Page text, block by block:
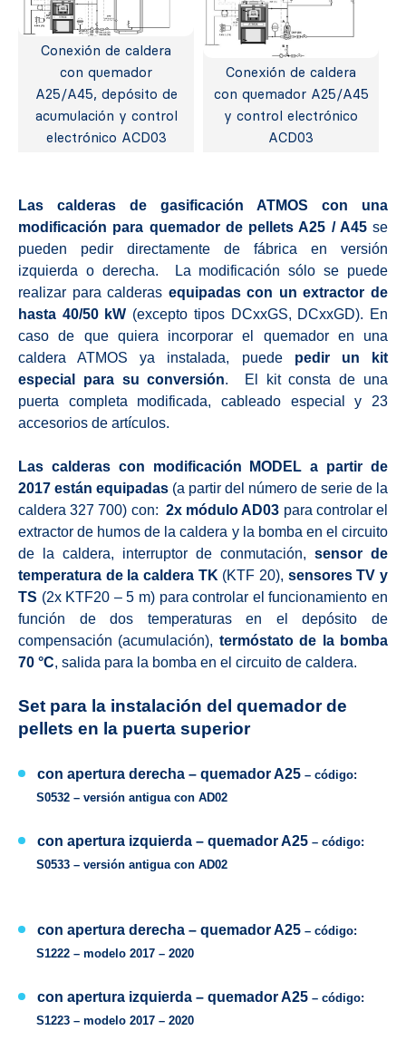
Conexión de caldera
con quemador
A25/A45, depósito de
acumulación y control
electrónico ACD03
Conexión de caldera
con quemador A25/A45
y control electrónico
ACD03
Las calderas de gasificación ATMOS con una
modificación para quemador de pellets A25 / A45se
pueden pedir directamente de fábrica en versión
izquierda o derecha. La modificación sólo se puede
realizar para calderas equipadas con un extractor de
hasta 40/50 kW (excepto tipos DCxxGS, DCxxGD). En
caso de que quiera incorporar el quemador en una
caldera ATMOS ya instalada, puede pedir un kit
especial para su conversión. El kit consta de una
puerta completa modificada, cableado especial y 23
accesorios de artículos.
Las calderas con modificación MODEL a partir de
2017 están equipadas (a partir del número de serie de la
caldera 327 700) con: 2x módulo AD03 para controlar el
extractor de humos de la caldera y la bomba en el circuito
de la caldera, interruptor de conmutación, sensor de
temperatura de la caldera TK (KTF 20), sensores TV y
TS (2x KTF20 – 5 m) para controlar el funcionamiento en
función de dos temperaturas en el depósito de
compensación (acumulación), termóstato de la bomba
70 °C, salida para la bomba en el circuito de caldera.
Set para la instalación del quemador de
pellets en la puerta superior
con apertura derecha – quemador A25 – código:
S0532 – versión antigua con AD02
con apertura izquierda – quemadorA25 – código:
S0533 – versión antigua con AD02
con apertura derecha – quemadorA25 – código:
S1222 – modelo 2017 – 2020
con apertura izquierda – quemadorA25 – código:
S1223 – modelo 2017 – 2020